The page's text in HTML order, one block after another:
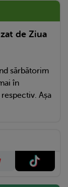
de Ziua
sărbătorim
în
Așa